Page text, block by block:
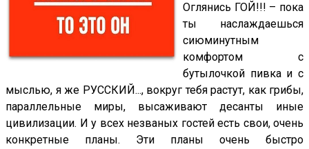
Оглянись ГОЙ!!! – пока
ты наслаждаешься
сиюминутным
комфортом с
бутылочкой пивка и с
мыслью, я же РУССКИЙ..., вокруг тебя растут, как грибы,
параллельные миры, высаживают десанты иные
цивилизации. И у всех незваных гостей есть свои, очень
конкретные планы. Эти планы очень быстро